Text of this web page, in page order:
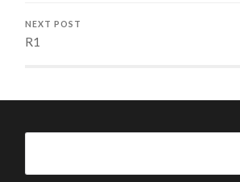
NEXT POST
R1